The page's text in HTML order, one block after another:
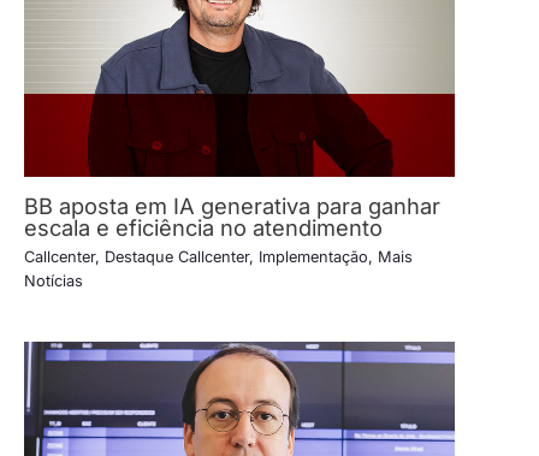
BB aposta em IA generativa para ganhar
escala e eficiência no atendimento
Callcenter, Destaque Callcenter, Implementação, Mais
Notícias